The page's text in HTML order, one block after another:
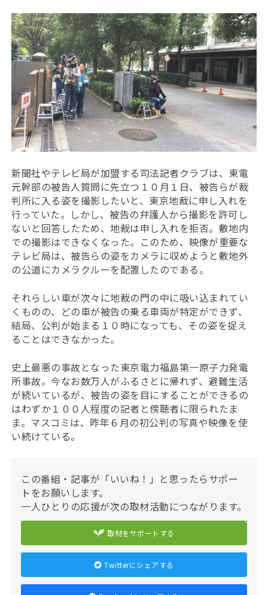
新聞社やテレビ局が加盟する司法記者クラブは、東電
元幹部の被告人質問に先立つ１０月１日、被告らが裁
判所に入る姿を撮影したいと、東京地裁に申し入れを
行っていた。しかし、被告の弁護人から撮影を許可し
ないと回答したため、地裁は申し入れを拒否。敷地内
での撮影はできなくなった。このため、映像が重要な
テレビ局は、被告らの姿をカメラに収めようと敷地外
の公道にカメラクルーを配置したのである。
それらしい車が次々に地裁の門の中に吸い込まれてい
くものの、どの車が被告の乗る車両が特定ができず、
結局、公判が始まる１０時になっても、その姿を捉え
ることはできなかった。
史上最悪の事故となった東京電力福島第一原子力発電
所事故。今なお数万人がふるさとに帰れず、避難生活
が続いているが、被告の姿を目にすることができるの
はわずか１００人程度の記者と傍聴者に限られたま
ま。マスコミは、昨年６月の初公判の写真や映像を使
い続けている。
この番組・記事が「いいね！」と思ったらサポー
トをお願いします。
一人ひとりの応援が次の取材活動につながります。
取材をサポートする
Twitterにシェアする